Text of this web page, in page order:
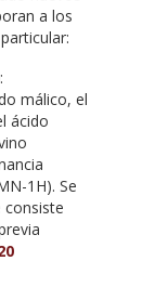
a los
:
málico, el
ácido
1H). Se